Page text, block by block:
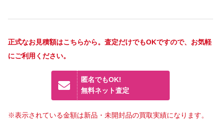
正式なお見積額はこちらから。査定だけでもOKですので、お気軽
にご利用ください。
匿名でもOK!
無料ネット査定
※表示されている金額は新品・未開封品の買取実績になります。